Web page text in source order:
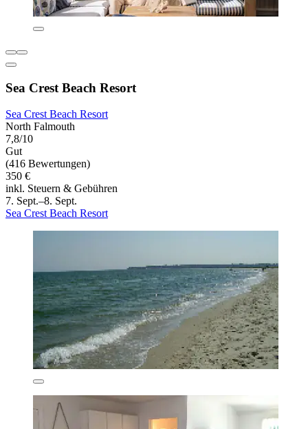
Sea Crest Beach Resort
Sea Crest Beach Resort
North Falmouth
7,8/10
Gut
(416 Bewertungen)
350 €
inkl. Steuern & Gebühren
7. Sept.–8. Sept.
Sea Crest Beach Resort